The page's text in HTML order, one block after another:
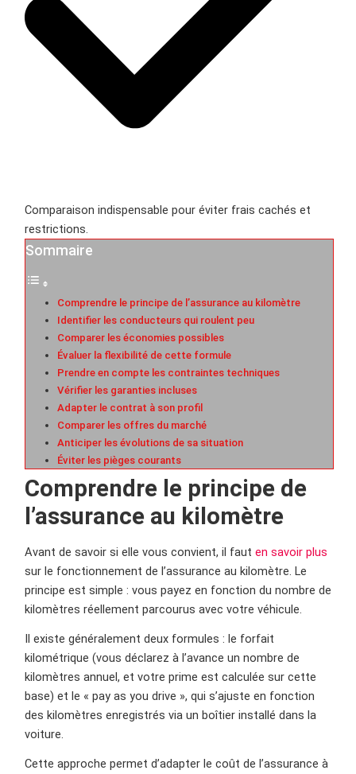
Comparaison indispensable pour éviter frais cachés et
restrictions.
Sommaire
Comprendre le principe de l’assurance au kilomètre
Identifier les conducteurs qui roulent peu
Comparer les économies possibles
Évaluer la flexibilité de cette formule
Prendre en compte les contraintes techniques
Vérifier les garanties incluses
Adapter le contrat à son profil
Comparer les offres du marché
Anticiper les évolutions de sa situation
Éviter les pièges courants
Comprendre le principe de
l’assurance au kilomètre
Avant de savoir si elle vous convient, il faut en savoir plus
sur le fonctionnement de l’assurance au kilomètre. Le
principe est simple : vous payez en fonction du nombre de
kilomètres réellement parcourus avec votre véhicule.
Il existe généralement deux formules : le forfait
kilométrique (vous déclarez à l’avance un nombre de
kilomètres annuel, et votre prime est calculée sur cette
base) et le « pay as you drive », qui s’ajuste en fonction
des kilomètres enregistrés via un boîtier installé dans la
voiture.
Cette approche permet d’adapter le coût de l’assurance à